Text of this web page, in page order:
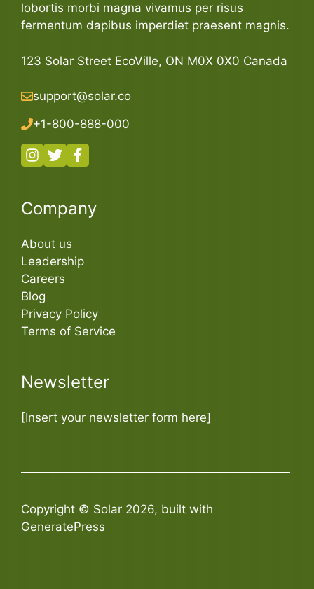
lobortis morbi magna vivamus per risus
fermentum dapibus imperdiet praesent magnis.
123 Solar Street EcoVille, ON M0X 0X0 Canada
support@solar.co
+1-800-888-000
Company
About us
Leadership
Careers
Blog
Privacy Policy
Terms of Service
Newsletter
[Insert your newsletter form here]
Copyright © Solar 2026, built with
GeneratePress